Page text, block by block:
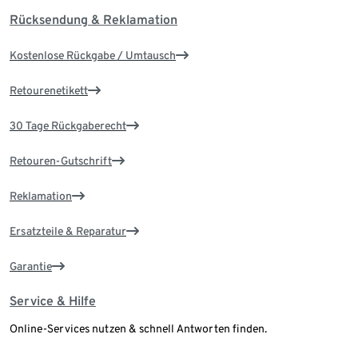
Rücksendung & Reklamation
Kostenlose Rückgabe / Umtausch
Retourenetikett
30 Tage Rückgaberecht
Retouren-Gutschrift
Reklamation
Ersatzteile & Reparatur
Garantie
Service & Hilfe
Online-Services nutzen & schnell Antworten finden.